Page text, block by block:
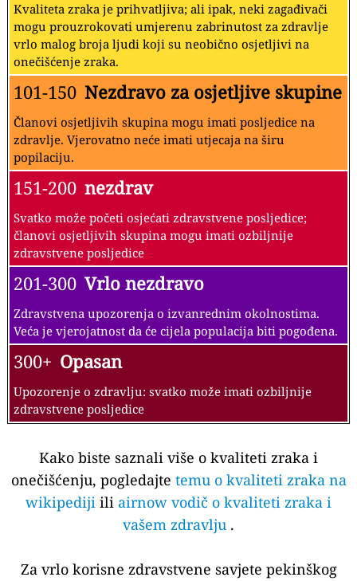
Kvaliteta zraka je prihvatljiva; ali ipak, neki zagađivači
mogu prouzrokovati umjerenu zabrinutost za zdravlje
vrlo malog broja ljudi koji su neobično osjetljivi na
onečišćenje zraka.
101-150 Nezdravo za osjetljive skupine
Članovi osjetljivih skupina mogu imati posljedice na
zdravlje. Vjerovatno neće imati utjecaja na širu
popilaciju.
151-200 nezdrav
Svatko može početi osjećati zdravstvene posljedice;
članovi osjetljivih skupina mogu imati ozbiljnije
zdravstvene posljedice
201-300 Vrlo nezdravo
Zdravstvena upozorenja o izvanrednim okolnostima.
Veća je vjerojatnost da će cijela populacija biti pogođena.
300+ Opasan
Upozorenje o zdravlju: svatko može imati ozbiljnije
zdravstvene posljedice
Kako biste saznali više o kvaliteti zraka i
onečišćenju, pogledajte temu o kvaliteti zraka na
wikipediji ili airnow vodič o kvaliteti zraka i
vašem zdravlju .
Za vrlo korisne zdravstvene savjete pekinškog